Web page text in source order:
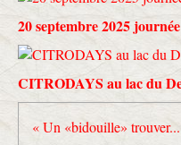
20 septembre 2025
CITRODAYS au lac du
« Un «bidouille» trouver...